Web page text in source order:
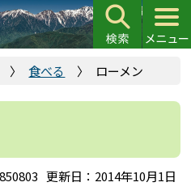
食べる ローメン
更新日：2014年10月1日